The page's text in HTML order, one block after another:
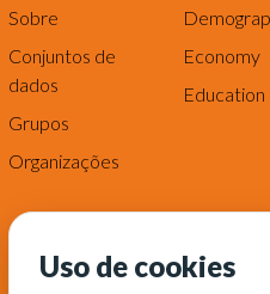
Sobre
Conjuntos de
dados
Grupos
Organizações
Economy
Education
Uso de cookies